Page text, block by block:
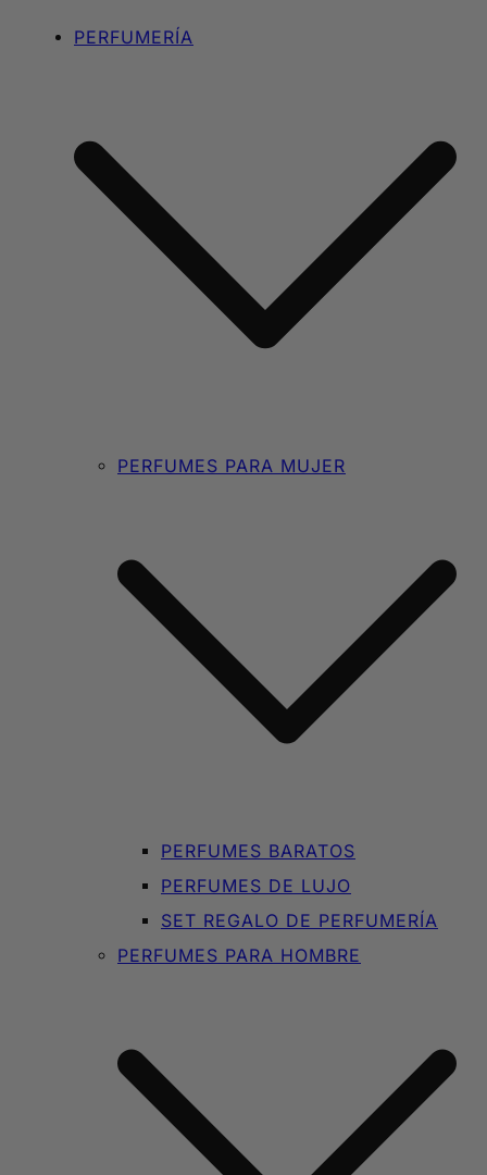
PERFUMERÍA
PERFUMES PARA MUJER
PERFUMES BARATOS
PERFUMES DE LUJO
SET REGALO DE PERFUMERÍA
PERFUMES PARA HOMBRE